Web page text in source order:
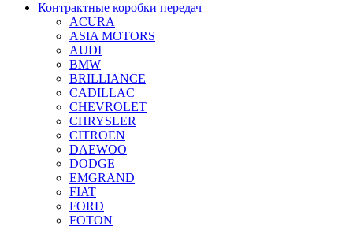
Контрактные коробки передач
ACURA
ASIA MOTORS
AUDI
BMW
BRILLIANCE
CADILLAC
CHEVROLET
CHRYSLER
CITROEN
DAEWOO
DODGE
EMGRAND
FIAT
FORD
FOTON